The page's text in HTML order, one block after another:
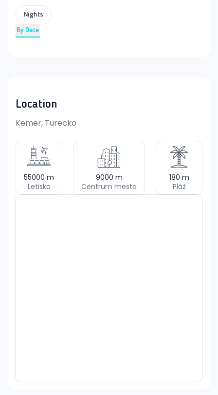
Nights
By Date
Location
Kemer, Turecko
55000 m
Letisko
9000 m
Centrum mesta
180 m
Pláž